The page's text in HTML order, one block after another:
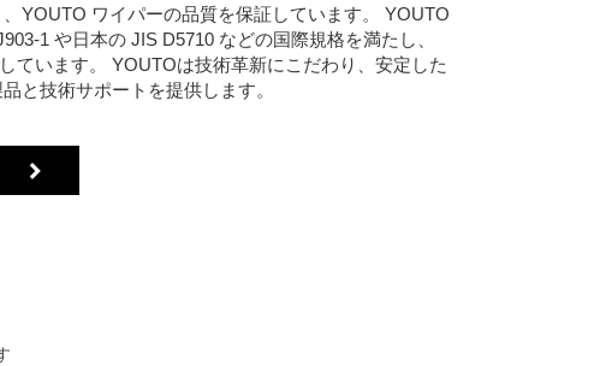
YOUTO ワイパーの品質を保証しています。 YOUTO
1 や日本の JIS D5710 などの国際規格を満たし、
ています。 YOUTOは技術革新にこだわり、安定した
と技術サポートを提供します。